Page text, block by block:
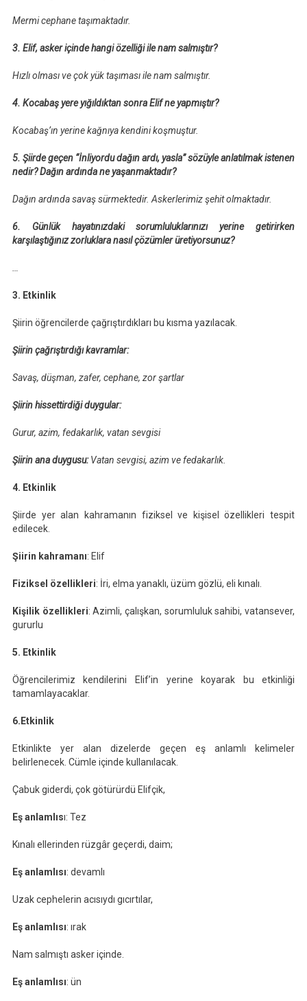
Mermi cephane taşımaktadır.
3. Elif, asker içinde hangi özelliği ile nam salmıştır?
Hızlı olması ve çok yük taşıması ile nam salmıştır.
4. Kocabaş yere yığıldıktan sonra Elif ne yapmıştır?
Kocabaş’ın yerine kağnıya kendini koşmuştur.
5. Şiirde geçen “İnliyordu dağın ardı, yasla” sözüyle anlatılmak istenen
nedir? Dağın ardında ne yaşanmaktadır?
Dağın ardında savaş sürmektedir. Askerlerimiz şehit olmaktadır.
6. Günlük hayatınızdaki sorumluluklarınızı yerine getirirken
karşılaştığınız zorluklara nasıl çözümler üretiyorsunuz?
3. Etkinlik
Şiirin öğrencilerde çağrıştırdıkları bu kısma yazılacak.
Şiirin çağrıştırdığı kavramlar:
Savaş, düşman, zafer, cephane, zor şartlar
Şiirin hissettirdiği duygular:
Gurur, azim, fedakarlık, vatan sevgisi
Şiirin ana duygusu:Vatan sevgisi, azim ve fedakarlık.
4. Etkinlik
Şiirde yer alan kahramanın fiziksel ve kişisel özellikleri tespit
edilecek.
Şiirin kahramanı: Elif
Fiziksel özellikleri: İri, elma yanaklı, üzüm gözlü, eli kınalı.
Kişilik özellikleri: Azimli, çalışkan, sorumluluk sahibi, vatansever,
gururlu
5. Etkinlik
Öğrencilerimiz kendilerini Elif’in yerine koyarak bu etkinliği
tamamlayacaklar.
6.Etkinlik
Etkinlikte yer alan dizelerde geçen eş anlamlı kelimeler
belirlenecek. Cümle içinde kullanılacak.
Çabuk giderdi, çok götürürdü Elifçik,
Eş anlamlısı: Tez
Kınalı ellerinden rüzgâr geçerdi, daim;
Eş anlamlısı: devamlı
Uzak cephelerin acısıydı gıcırtılar,
Eş anlamlısı: ırak
Nam salmıştı asker içinde.
Eş anlamlısı: ün